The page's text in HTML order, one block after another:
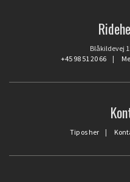
Blåkildevej
+45 98 51 20 66|
Tip os her |